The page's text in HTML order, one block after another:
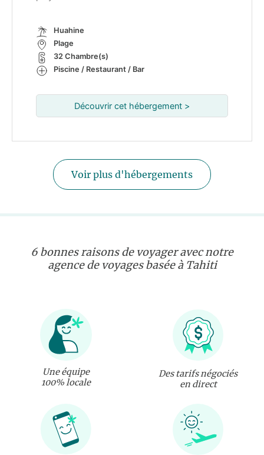
Huahine
Plage
32 Chambre(s)
Piscine / Restaurant / Bar
Découvrir cet hébergement >
Voir plus d'hébergements
6 bonnes raisons de voyager avec notre
agence de voyages basée à Tahiti
Une équipe
100% locale
Des tarifs négociés
en direct